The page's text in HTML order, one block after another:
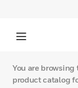
You are browsing
product catalog